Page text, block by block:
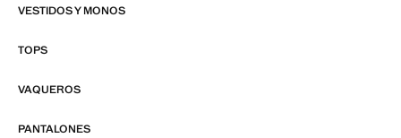
VESTIDOS Y MONOS
TOPS
VAQUEROS
PANTALONES